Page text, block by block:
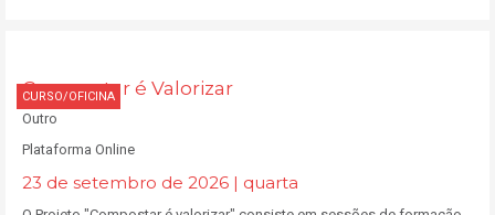
CURSO/OFICINA
Compostar é Valorizar
Outro
Plataforma Online
23 de setembro de 2026 | quarta